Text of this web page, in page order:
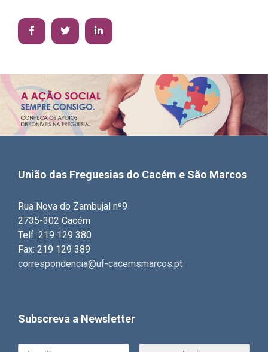
União das Freguesias do Cacém e São Marcos
Rua Nova do Zambujal nº9
2735-302 Cacém
Telf: 219 129 380
Fax: 219 129 389
correspondencia@uf-cacemsmarcos.pt
Subscreva a Newsletter